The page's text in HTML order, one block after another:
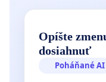
Opíšte
dosiahnuť
Poháňané AI